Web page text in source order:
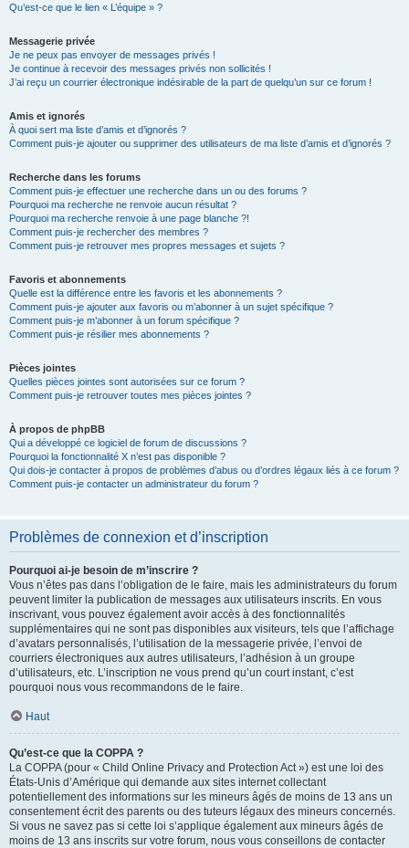
Qu’est-ce que le lien « L’équipe » ?
Messagerie privée
Je ne peux pas envoyer de messages privés !
Je continue à recevoir des messages privés non sollicités !
J’ai reçu un courrier électronique indésirable de la part de quelqu’un sur ce forum !
Amis et ignorés
À quoi sert ma liste d’amis et d’ignorés ?
Comment puis-je ajouter ou supprimer des utilisateurs de ma liste d’amis et d’ignorés ?
Recherche dans les forums
Comment puis-je effectuer une recherche dans un ou des forums ?
Pourquoi ma recherche ne renvoie aucun résultat ?
Pourquoi ma recherche renvoie à une page blanche ?!
Comment puis-je rechercher des membres ?
Comment puis-je retrouver mes propres messages et sujets ?
Favoris et abonnements
Quelle est la différence entre les favoris et les abonnements ?
Comment puis-je ajouter aux favoris ou m’abonner à un sujet spécifique ?
Comment puis-je m’abonner à un forum spécifique ?
Comment puis-je résilier mes abonnements ?
Pièces jointes
Quelles pièces jointes sont autorisées sur ce forum ?
Comment puis-je retrouver toutes mes pièces jointes ?
À propos de phpBB
Qui a développé ce logiciel de forum de discussions ?
Pourquoi la fonctionnalité X n’est pas disponible ?
Qui dois-je contacter à propos de problèmes d’abus ou d’ordres légaux liés à ce forum ?
Comment puis-je contacter un administrateur du forum ?
Problèmes de connexion et d’inscription
Pourquoi ai-je besoin de m’inscrire ?
Vous n’êtes pas dans l’obligation de le faire, mais les administrateurs du forum
peuvent limiter la publication de messages aux utilisateurs inscrits. En vous
inscrivant, vous pouvez également avoir accès à des fonctionnalités
supplémentaires qui ne sont pas disponibles aux visiteurs, tels que l’affichage
d’avatars personnalisés, l’utilisation de la messagerie privée, l’envoi de
courriers électroniques aux autres utilisateurs, l’adhésion à un groupe
d’utilisateurs, etc. L’inscription ne vous prend qu’un court instant, c’est
pourquoi nous vous recommandons de le faire.
Haut
Qu’est-ce que la COPPA ?
La COPPA (pour « Child Online Privacy and Protection Act ») est une loi des
États-Unis d’Amérique qui demande aux sites internet collectant
potentiellement des informations sur les mineurs âgés de moins de 13 ans un
consentement écrit des parents ou des tuteurs légaux des mineurs concernés.
Si vous ne savez pas si cette loi s’applique également aux mineurs âgés de
moins de 13 ans inscrits sur votre forum, nous vous conseillons de contacter